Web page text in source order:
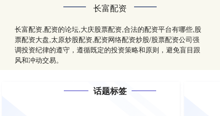
长富配资
长富配资,配资的论坛,大庆股票配资,合法的配资平台有哪些,股
票配资大盘,太原炒股配资,配资网络配资炒股/股票配资公司强
调投资纪律的遵守，遵循既定的投资策略和原则，避免盲目跟
风和冲动交易。
话题标签